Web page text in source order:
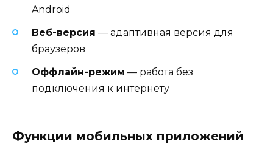
Android
Веб-версия — адаптивная версия для
браузеров
Оффлайн-режим — работа без
подключения к интернету
Функции мобильных приложений